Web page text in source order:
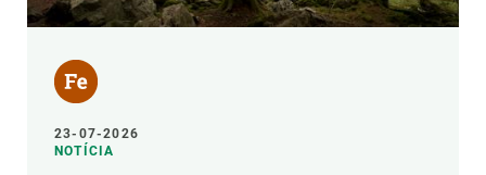
23-07-2026
NOTÍCIA